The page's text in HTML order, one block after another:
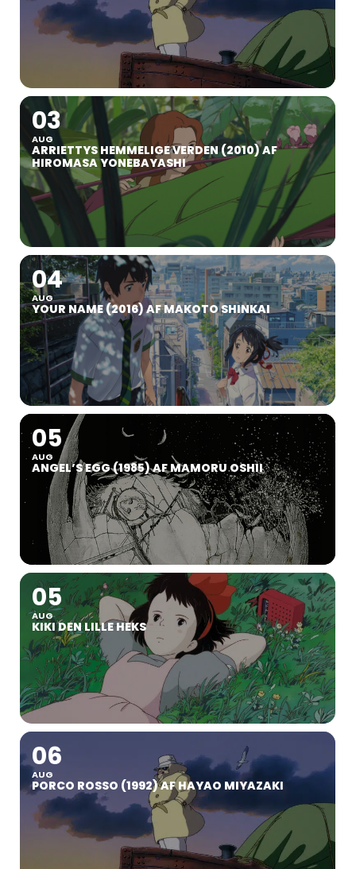
03
AUG
ARRIETTYS HEMMELIGE VERDEN (2010) AF
HIROMASA YONEBAYASHI
04
AUG
YOUR NAME (2016) AF MAKOTO SHINKAI
05
AUG
ANGEL’S EGG (1985) AF MAMORU OSHII
05
AUG
KIKI DEN LILLE HEKS
06
AUG
PORCO ROSSO (1992) AF HAYAO MIYAZAKI